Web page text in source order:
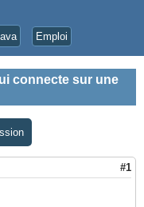
Emploi
connecte sur une
#1